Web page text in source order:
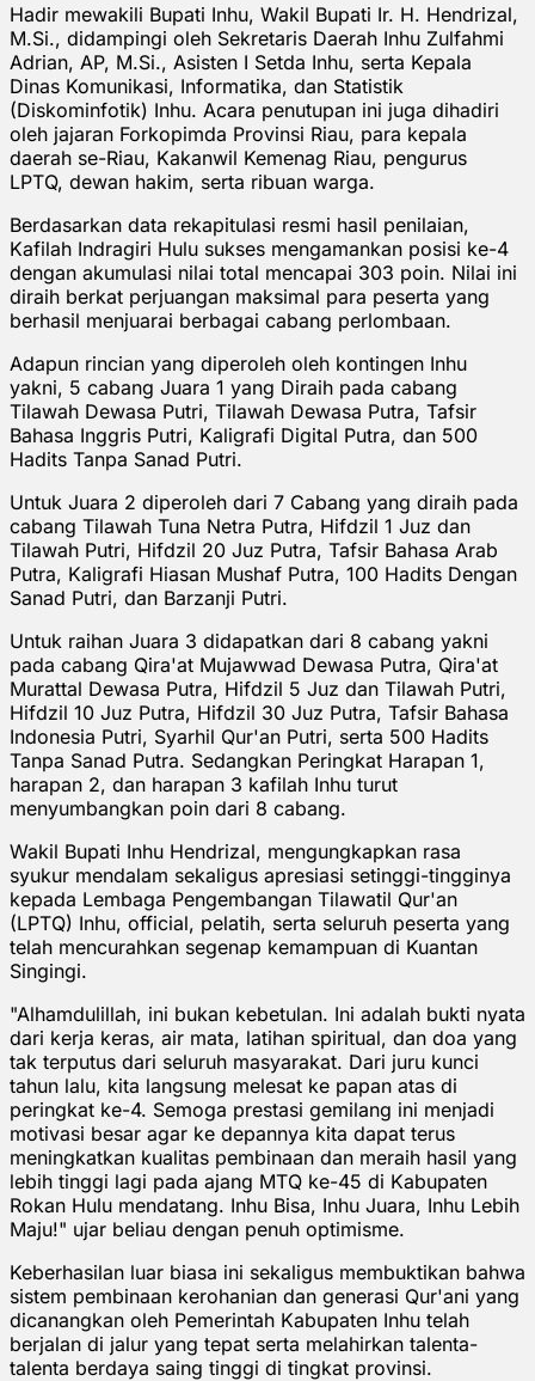
Hadir mewakili Bupati Inhu, Wakil Bupati Ir. H. Hendrizal,
M.Si., didampingi oleh Sekretaris Daerah Inhu Zulfahmi
Adrian, AP, M.Si., Asisten I Setda Inhu, serta Kepala
Dinas Komunikasi, Informatika, dan Statistik
(Diskominfotik) Inhu. Acara penutupan ini juga dihadiri
oleh jajaran Forkopimda Provinsi Riau, para kepala
daerah se-Riau, Kakanwil Kemenag Riau, pengurus
LPTQ, dewan hakim, serta ribuan warga.
Berdasarkan data rekapitulasi resmi hasil penilaian,
Kafilah Indragiri Hulu sukses mengamankan posisi ke-4
dengan akumulasi nilai total mencapai 303 poin. Nilai ini
diraih berkat perjuangan maksimal para peserta yang
berhasil menjuarai berbagai cabang perlombaan.
Adapun rincian yang diperoleh oleh kontingen Inhu
yakni, 5 cabang Juara 1 yang Diraih pada cabang
Tilawah Dewasa Putri, Tilawah Dewasa Putra, Tafsir
Bahasa Inggris Putri, Kaligrafi Digital Putra, dan 500
Hadits Tanpa Sanad Putri.
Untuk Juara 2 diperoleh dari 7 Cabang yang diraih pada
cabang Tilawah Tuna Netra Putra, Hifdzil 1 Juz dan
Tilawah Putri, Hifdzil 20 Juz Putra, Tafsir Bahasa Arab
Putra, Kaligrafi Hiasan Mushaf Putra, 100 Hadits Dengan
Sanad Putri, dan Barzanji Putri.
Untuk raihan Juara 3 didapatkan dari 8 cabang yakni
pada cabang Qira'at Mujawwad Dewasa Putra, Qira'at
Murattal Dewasa Putra, Hifdzil 5 Juz dan Tilawah Putri,
Hifdzil 10 Juz Putra, Hifdzil 30 Juz Putra, Tafsir Bahasa
Indonesia Putri, Syarhil Qur'an Putri, serta 500 Hadits
Tanpa Sanad Putra. Sedangkan Peringkat Harapan 1,
harapan 2, dan harapan 3 kafilah Inhu turut
menyumbangkan poin dari 8 cabang.
Wakil Bupati Inhu Hendrizal, mengungkapkan rasa
syukur mendalam sekaligus apresiasi setinggi-tingginya
kepada Lembaga Pengembangan Tilawatil Qur'an
(LPTQ) Inhu, official, pelatih, serta seluruh peserta yang
telah mencurahkan segenap kemampuan di Kuantan
Singingi.
"Alhamdulillah, ini bukan kebetulan. Ini adalah bukti nyata
dari kerja keras, air mata, latihan spiritual, dan doa yang
tak terputus dari seluruh masyarakat. Dari juru kunci
tahun lalu, kita langsung melesat ke papan atas di
peringkat ke-4. Semoga prestasi gemilang ini menjadi
motivasi besar agar ke depannya kita dapat terus
meningkatkan kualitas pembinaan dan meraih hasil yang
lebih tinggi lagi pada ajang MTQ ke-45 di Kabupaten
Rokan Hulu mendatang. Inhu Bisa, Inhu Juara, Inhu Lebih
Maju!" ujar beliau dengan penuh optimisme.
Keberhasilan luar biasa ini sekaligus membuktikan bahwa
sistem pembinaan kerohanian dan generasi Qur'ani yang
dicanangkan oleh Pemerintah Kabupaten Inhu telah
berjalan di jalur yang tepat serta melahirkan talenta-
talenta berdaya saing tinggi di tingkat provinsi.